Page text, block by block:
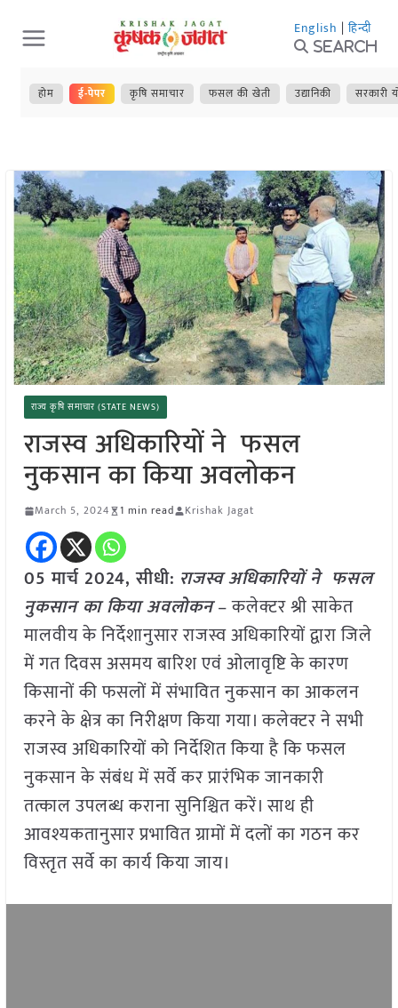
Skip
to
content
English | हिन्दी
Search
होम ई-पेपर कृषि समाचार फसल की खेती उद्यानिकी सरकारी
राज्य कृषि समाचार (STATE NEWS)
राजस्व अधिकारियों ने फसल
नुकसान का किया अवलोकन
March 5, 2024 1 min read Krishak Jagat
05 मार्च 2024, सीधी: राजस्व अधिकारियों ने फसल
नुकसान का किया अवलोकन– कलेक्टर श्री साकेत
मालवीय के निर्देशानुसार राजस्व अधिकारियों द्वारा जिले
में गत दिवस असमय बारिश एवं ओलावृष्टि के कारण
किसानों की फसलों में संभावित नुकसान का आकलन
करने के क्षेत्र का निरीक्षण किया गया। कलेक्टर ने सभी
राजस्व अधिकारियों को निर्देशित किया है कि फसल
नुकसान के संबंध में सर्वे कर प्रारंभिक जानकारी
तत्काल उपलब्ध कराना सुनिश्चित करें। साथ ही
आवश्यकतानुसार प्रभावित ग्रामों में दलों का गठन कर
विस्तृत सर्वे का कार्य किया जाय।